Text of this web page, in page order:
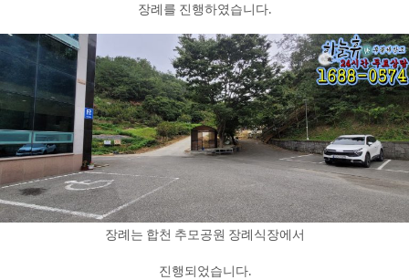
장례를 진행하였습니다.
장례는 합천 추모공원 장례식장에서
진행되었습니다.